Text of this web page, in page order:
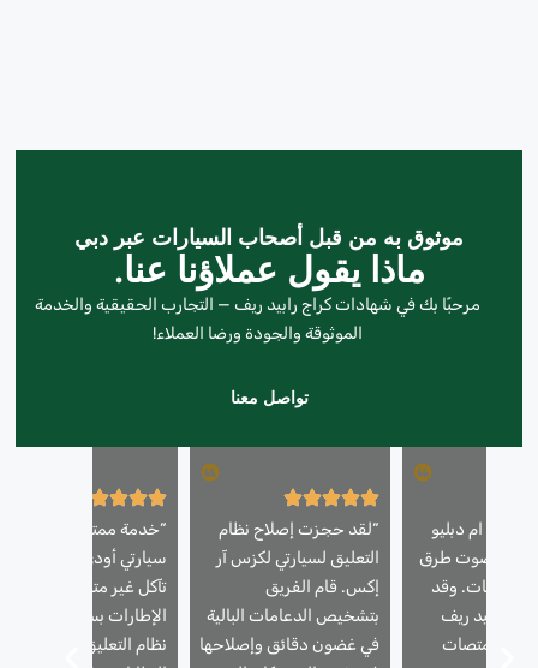
موثوق به من قبل أصحاب السيارات عبر دبي
ماذا يقول عملاؤنا عنا.
مرحبًا بك في شهادات كراج رابيد ريف — التجارب الحقيقية والخدمة
الموثوقة والجودة ورضا العملاء!
تواصل معنا
بي ام دبليو
صوت طرق
المطبات. وقد
رابيد ريف
وممتصات
“لقد حجزت إصلاح نظام
التعليق لسيارتي لكزس آر
إكس. قام الفريق
بتشخيص الدعامات البالية
في غضون دقائق وإصلاحها
“خدمة ممتازة! كانت
تآكل غير متساوٍ في
الإطارات بسبب مشاكل
نظام التعليق. لقد